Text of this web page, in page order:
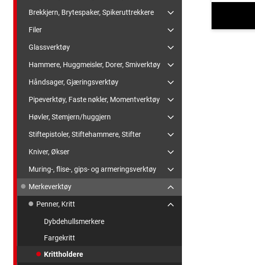
Brekkjern, Brytespaker, Spikeruttrekkere
Filer
Glassverktøy
Hammere, Huggmeisler, Dorer, Smiverktøy
Håndsager, Gjæringsverktøy
Pipeverktøy, Faste nøkler, Momentverktøy
Høvler, Stemjern/huggjern
Stiftepistoler, Stiftehammere, Stifter
Kniver, Økser
Muring-, flise-, gips- og armeringsverktøy
Merkeverktøy
Penner, Kritt
Dybdehullsmerkere
Fargekritt
Krittholdere